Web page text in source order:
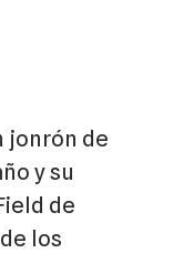
jonrón de
y su
de
los